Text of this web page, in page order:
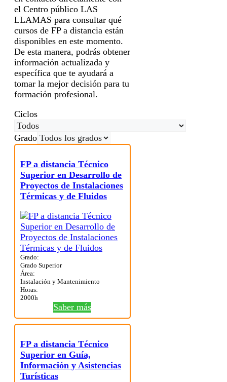
el Centro público LAS
LLAMAS para consultar qué
cursos de FP a distancia están
disponibles en este momento.
De esta manera, podrás obtener
información actualizada y
específica que te ayudará a
tomar la mejor decisión para tu
formación profesional.
Ciclos
Grado
FP a distancia Técnico
Superior en Desarrollo de
Proyectos de Instalaciones
Térmicas y de Fluidos
Grado:
Grado Superior
Área:
Instalación y Mantenimiento
Horas:
2000h
Saber más
FP a distancia Técnico
Superior en Guía,
Información y Asistencias
Turísticas